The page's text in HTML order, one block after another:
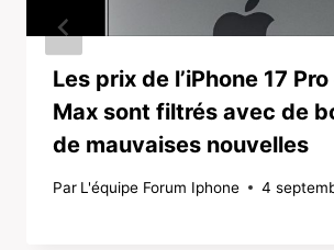
Les prix de l’iPhone 17
Max sont filtrés avec de
de mauvaises nouvelles
Par L'équipe Forum Iphone 4